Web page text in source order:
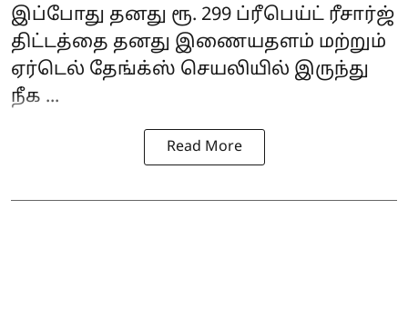
இப்போது தனது ரூ. 299 ப்ரீபெய்ட் ரீசார்ஜ்
திட்டத்தை தனது இணையதளம் மற்றும்
ஏர்டெல் தேங்க்ஸ் செயலியில் இருந்து
நீக ...
Read More